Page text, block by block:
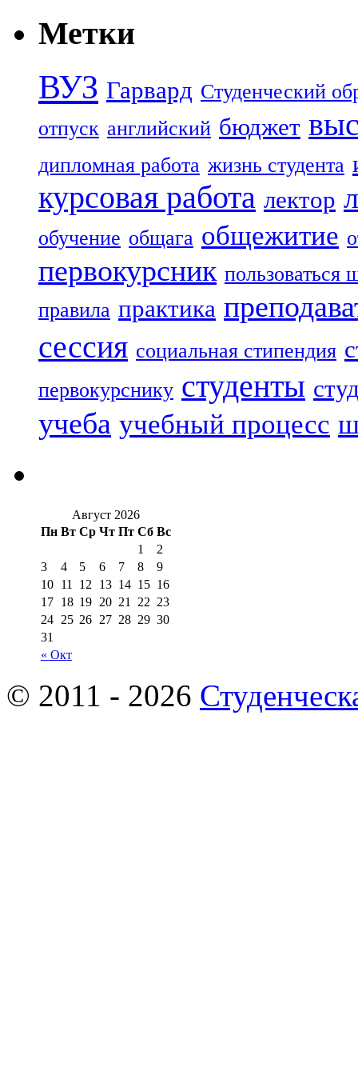
Метки
ВУЗ Гарвард Студенческий
отпуск английский бюджет
дипломная работа жизнь студента
курсовая работа лектор
обучение общага общежитие
первокурсник пользоваться
правила практика
сессия социальная стипендия
первокурснику студенты
учеба учебный процесс
Август 2026
Пн Вт Ср Чт Пт Сб Вс
« Окт
1
2
3
4 5 6 7 8
9
10 11 12 13 14 15 16
17 18 19 20 21 22 23
24 25 26 27 28 29 30
31
© 2011 - 2026